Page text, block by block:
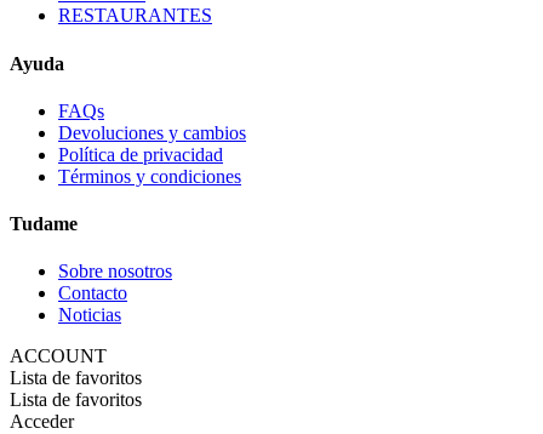
RESTAURANTES
Ayuda
FAQs
Devoluciones y cambios
Política de privacidad
Términos y condiciones
Tudame
Sobre nosotros
Contacto
Noticias
ACCOUNT
Lista de favoritos
Lista de favoritos
Acceder